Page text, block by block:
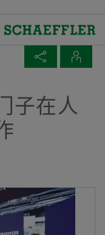
Use to add
for one order
maximum order
20 pieces It is
子在人